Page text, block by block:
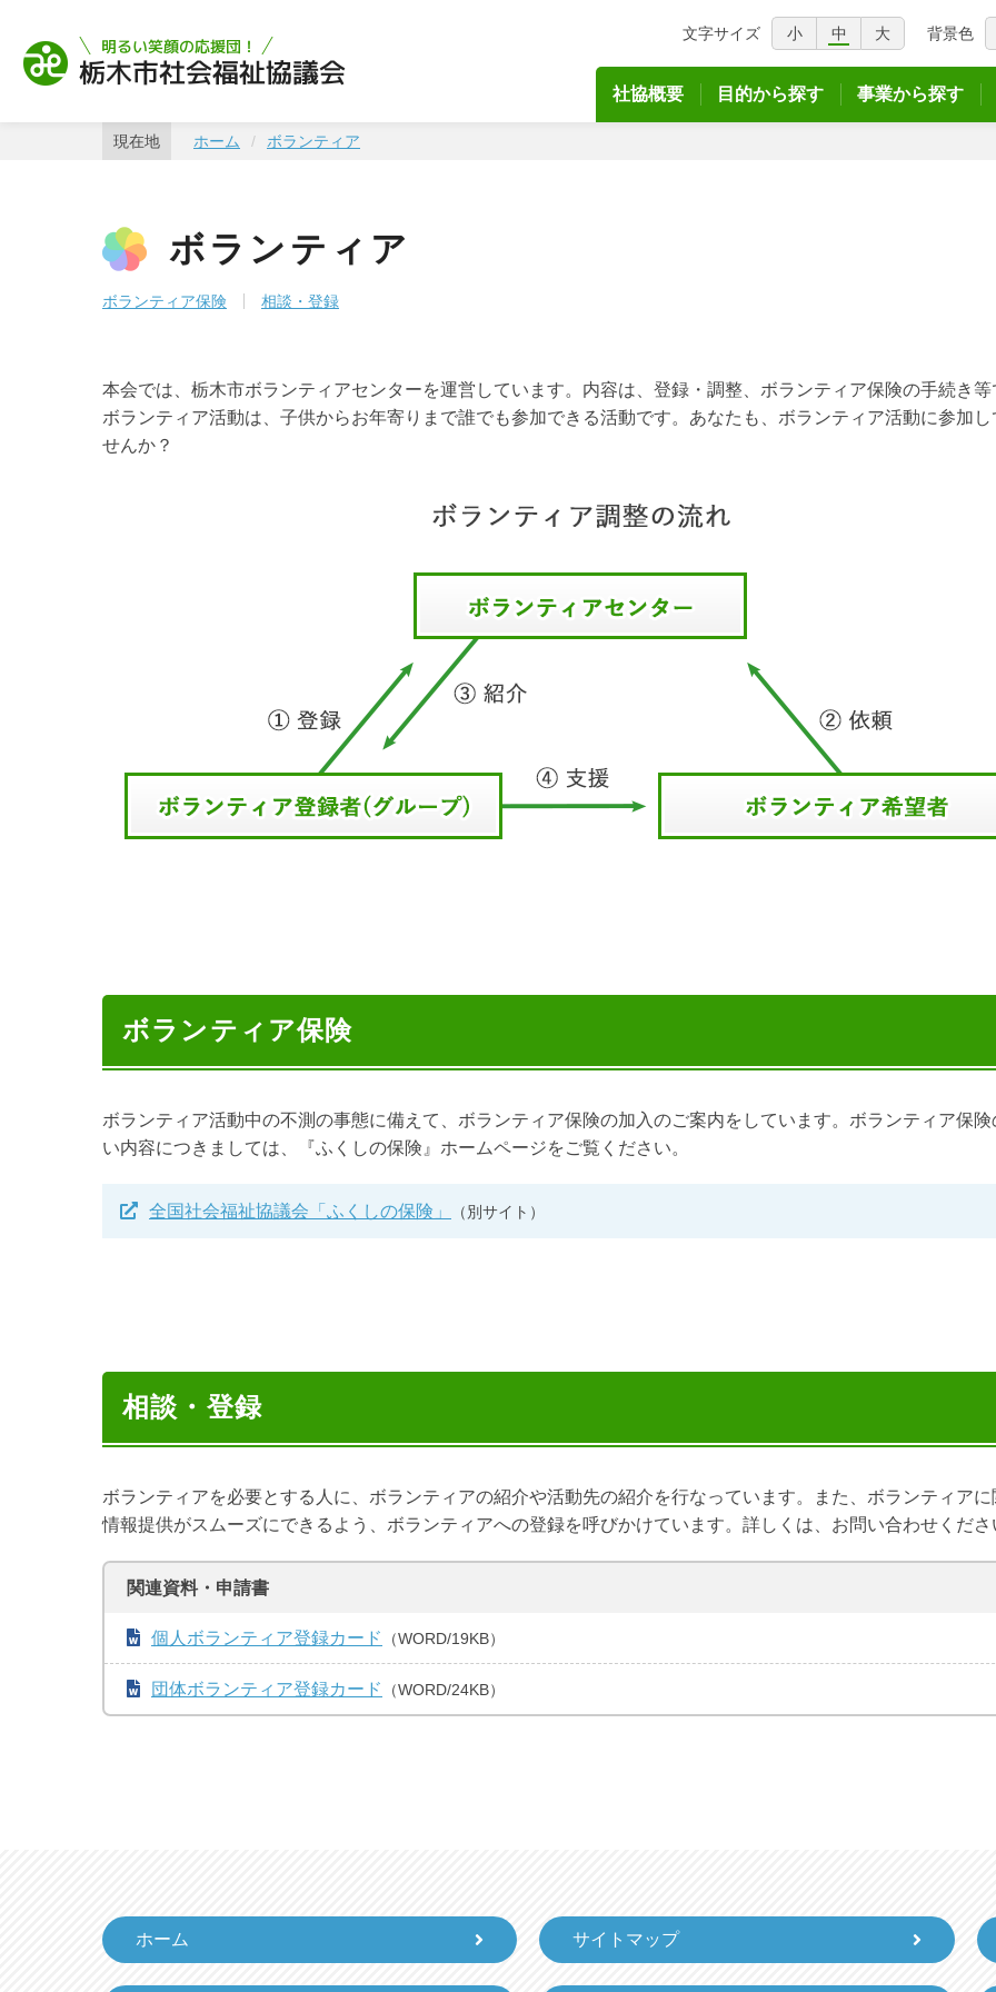
文字サイズ 小 中 大 背景色
社協概要 目的から探す 事業から探す
現在地 ホーム ボランティア
ボランティア
ボランティア保険 相談・登録
本会では、栃木市ボランティアセンターを運営しています。内容は、登録・調整、ボランティア保険の手続き等
ボランティア活動は、子供からお年寄りまで誰でも参加できる活動です。あなたも、ボランティア活動に参加し
せんか？
ボランティア保険
ボランティア活動中の不測の事態に備えて、ボランティア保険の加入のご案内をしています。ボランティア保険
い内容につきましては、『ふくしの保険』ホームページをご覧ください。
全国社会福祉協議会「ふくしの保険」 （別サイト）
相談・登録
ボランティアを必要とする人に、ボランティアの紹介や活動先の紹介を行なっています。また、ボランティアに
情報提供がスムーズにできるよう、ボランティアへの登録を呼びかけています。詳しくは、お問い合わせくださ
関連資料・申請書
個人ボランティア登録カード （WORD/19KB）
団体ボランティア登録カード （WORD/24KB）
ホーム サイトマップ